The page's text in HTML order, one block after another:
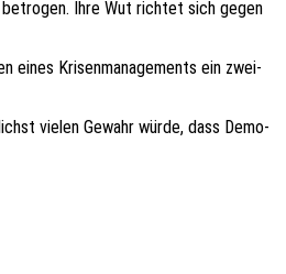
Ihre Wut rich­tet sich gegen
eines Krisen­ma­nage­ments ein zwei­
vielen Gewahr würde, dass Demo­